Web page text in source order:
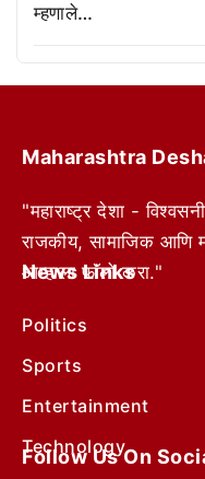
म्हणाले…
Maharashtra
"महाराष्ट्र देशा -
राजकीय, सामाजिक आणि
आम्हाला फॉलो करा."
News Links
Politics
Sports
Entertainment
Technology
Follow Us On